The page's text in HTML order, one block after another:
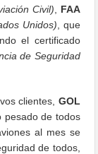
Civil)
FAA
Unidos) , que
el certificado
de Seguridad
clientes, GOL
pesado de todos
al mes se
de todos,